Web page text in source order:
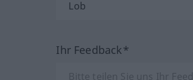
Ihr Feedback*